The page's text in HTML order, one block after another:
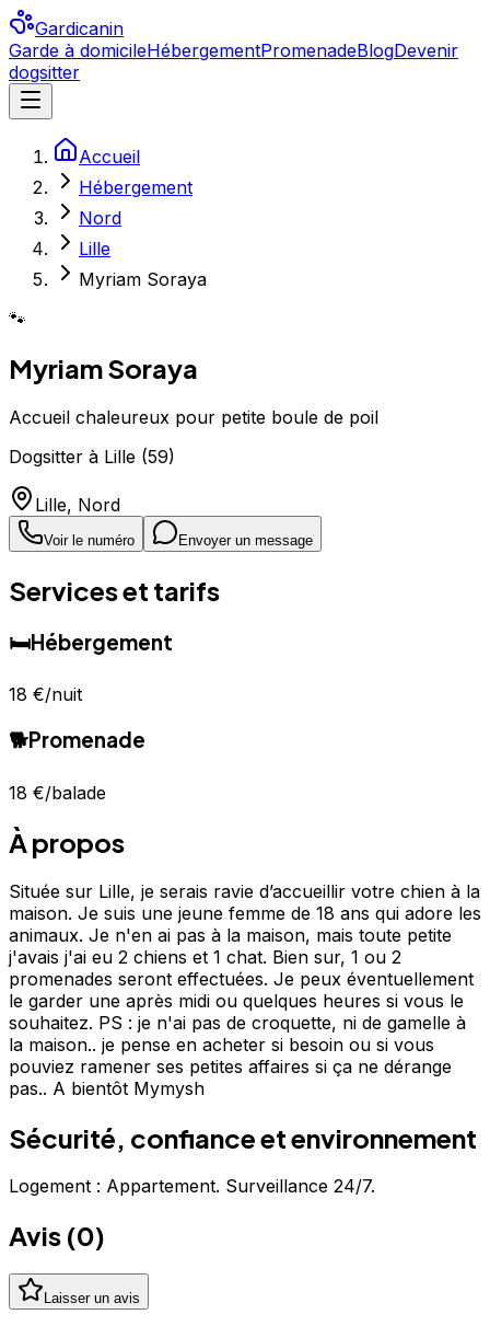
Gardicanin
Garde à domicileHébergementPromenadeBlogDevenir
dogsitter
Accueil
Hébergement
Nord
Lille
Myriam Soraya
🐾
Myriam Soraya
Accueil chaleureux pour petite boule de poil
Dogsitter à Lille (59)
Lille, Nord
Voir le numéro Envoyer un message
Services et tarifs
🛏️Hébergement
18 €/nuit
🐕Promenade
18 €/balade
À propos
Située sur Lille, je serais ravie d’accueillir votre chien à la
maison. Je suis une jeune femme de 18 ans qui adore les
animaux. Je n'en ai pas à la maison, mais toute petite
j'avais j'ai eu 2 chiens et 1 chat. Bien sur, 1 ou 2
promenades seront effectuées. Je peux éventuellement
le garder une après midi ou quelques heures si vous le
souhaitez. PS : je n'ai pas de croquette, ni de gamelle à
la maison.. je pense en acheter si besoin ou si vous
pouviez ramener ses petites affaires si ça ne dérange
pas.. A bientôt Mymysh
Sécurité, confiance et environnement
Logement : Appartement. Surveillance 24/7.
Avis (0)
Laisser un avis